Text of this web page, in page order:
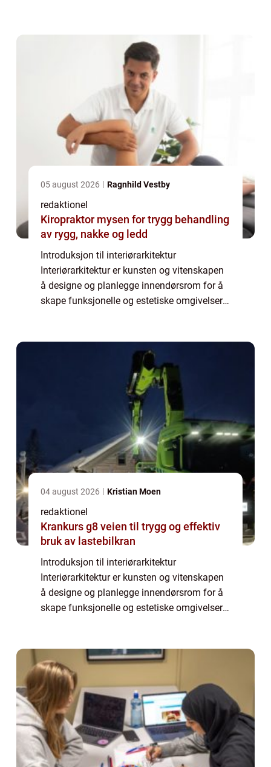
05 august 2026 Ragnhild Vestby
redaktionel
Kiropraktor mysen for trygg behandling
av rygg, nakke og ledd
Introduksjon til interiørarkitektur
Interiørarkitektur er kunsten og vitenskapen
å designe og planlegge innendørsrom for å
skape funksjonelle og estetiske omgivelser.
04 august 2026 Kristian Moen
redaktionel
Krankurs g8 veien til trygg og effektiv
bruk av lastebilkran
Introduksjon til interiørarkitektur
Interiørarkitektur er kunsten og vitenskapen
å designe og planlegge innendørsrom for å
skape funksjonelle og estetiske omgivelser.